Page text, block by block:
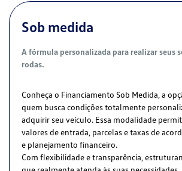
Sob medida
A fórmula personalizada para realizar seus
rodas.
Conheça o Financiamento Sob Medida, a
quem busca condições totalmente
adquirir seu veículo. Essa modalidade
valores de entrada, parcelas e taxas de
e planejamento financeiro.
Com flexibilidade e transparência,